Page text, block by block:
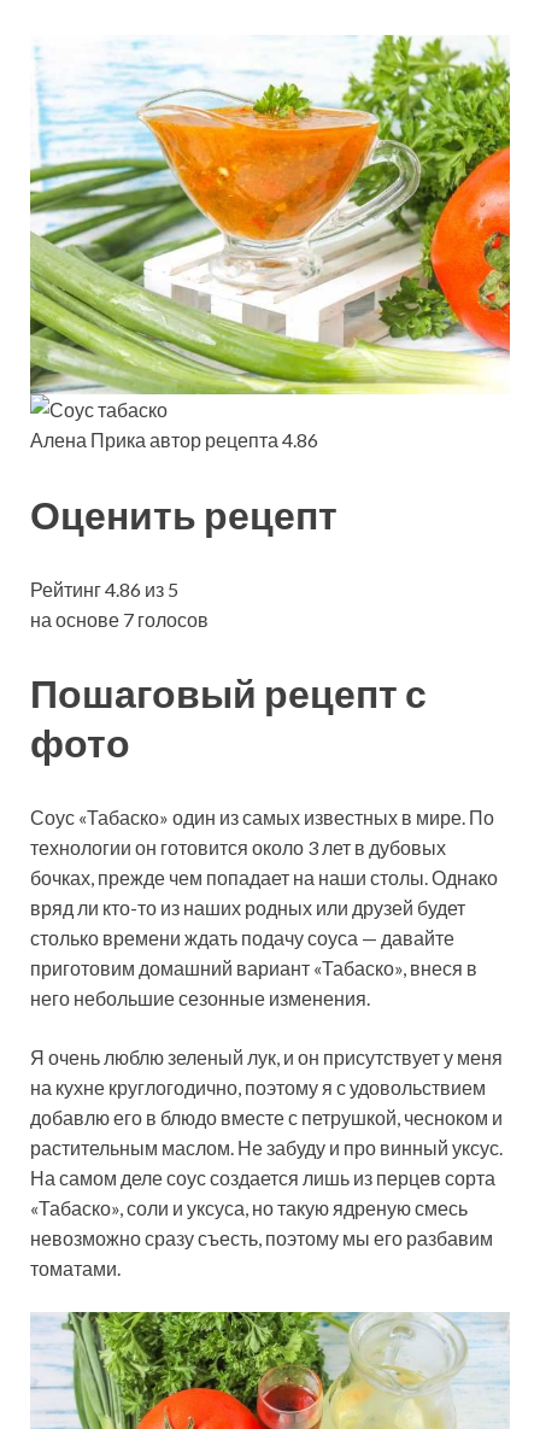
Алена Прика автор рецепта 4.86
Оценить рецепт
Рейтинг 4.86 из 5
на основе 7 голосов
Пошаговый рецепт с
фото
Соус «Табаско» один из самых известных в мире. По
технологии он готовится около 3 лет в дубовых
бочках, прежде чем попадает на наши столы. Однако
вряд ли кто-то из наших родных или друзей будет
столько времени ждать подачу соуса — давайте
приготовим домашний вариант «Табаско», внеся в
него небольшие сезонные изменения.
Я очень люблю зеленый лук, и он присутствует у меня
на кухне круглогодично, поэтому я с удовольствием
добавлю его в блюдо вместе с петрушкой, чесноком и
растительным маслом. Не забуду и про винный уксус.
На самом деле соус создается лишь из перцев сорта
«Табаско», соли и уксуса, но такую ядреную смесь
невозможно сразу съесть, поэтому мы его разбавим
томатами.